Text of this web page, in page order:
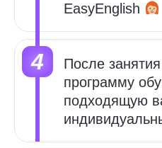
EasyEnglish
После
программу
подходящую